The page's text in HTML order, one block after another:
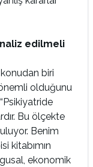
edilmeli
biri
olduğunu
Bu ölçekte
Benim
kitabımın
ekonomik